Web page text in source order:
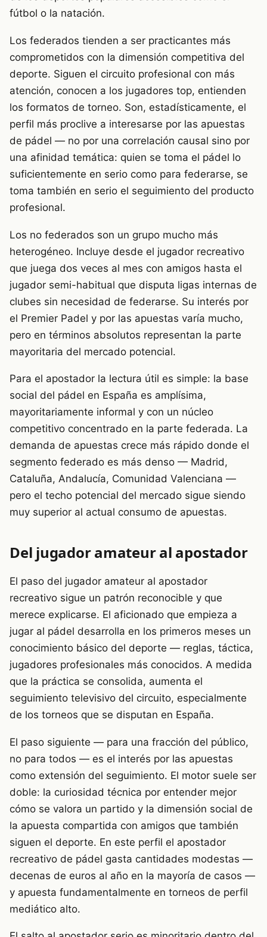
fútbol o la natación.
Los federados tienden a ser practicantes más
comprometidos con la dimensión competitiva del
deporte. Siguen el circuito profesional con más
atención, conocen a los jugadores top, entienden
los formatos de torneo. Son, estadísticamente, el
perfil más proclive a interesarse por las apuestas
de pádel — no por una correlación causal sino por
una afinidad temática: quien se toma el pádel lo
suficientemente en serio como para federarse, se
toma también en serio el seguimiento del producto
profesional.
Los no federados son un grupo mucho más
heterogéneo. Incluye desde el jugador recreativo
que juega dos veces al mes con amigos hasta el
jugador semi-habitual que disputa ligas internas de
clubes sin necesidad de federarse. Su interés por
el Premier Padel y por las apuestas varía mucho,
pero en términos absolutos representan la parte
mayoritaria del mercado potencial.
Para el apostador la lectura útil es simple: la base
social del pádel en España es amplísima,
mayoritariamente informal y con un núcleo
competitivo concentrado en la parte federada. La
demanda de apuestas crece más rápido donde el
segmento federado es más denso — Madrid,
Cataluña, Andalucía, Comunidad Valenciana —
pero el techo potencial del mercado sigue siendo
muy superior al actual consumo de apuestas.
Del jugador amateur al apostador
El paso del jugador amateur al apostador
recreativo sigue un patrón reconocible y que
merece explicarse. El aficionado que empieza a
jugar al pádel desarrolla en los primeros meses un
conocimiento básico del deporte — reglas, táctica,
jugadores profesionales más conocidos. A medida
que la práctica se consolida, aumenta el
seguimiento televisivo del circuito, especialmente
de los torneos que se disputan en España.
El paso siguiente — para una fracción del público,
no para todos — es el interés por las apuestas
como extensión del seguimiento. El motor suele ser
doble: la curiosidad técnica por entender mejor
cómo se valora un partido y la dimensión social de
la apuesta compartida con amigos que también
siguen el deporte. En este perfil el apostador
recreativo de pádel gasta cantidades modestas —
decenas de euros al año en la mayoría de casos —
y apuesta fundamentalmente en torneos de perfil
mediático alto.